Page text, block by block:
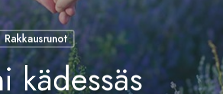
Rakkausrunot
kädessäs